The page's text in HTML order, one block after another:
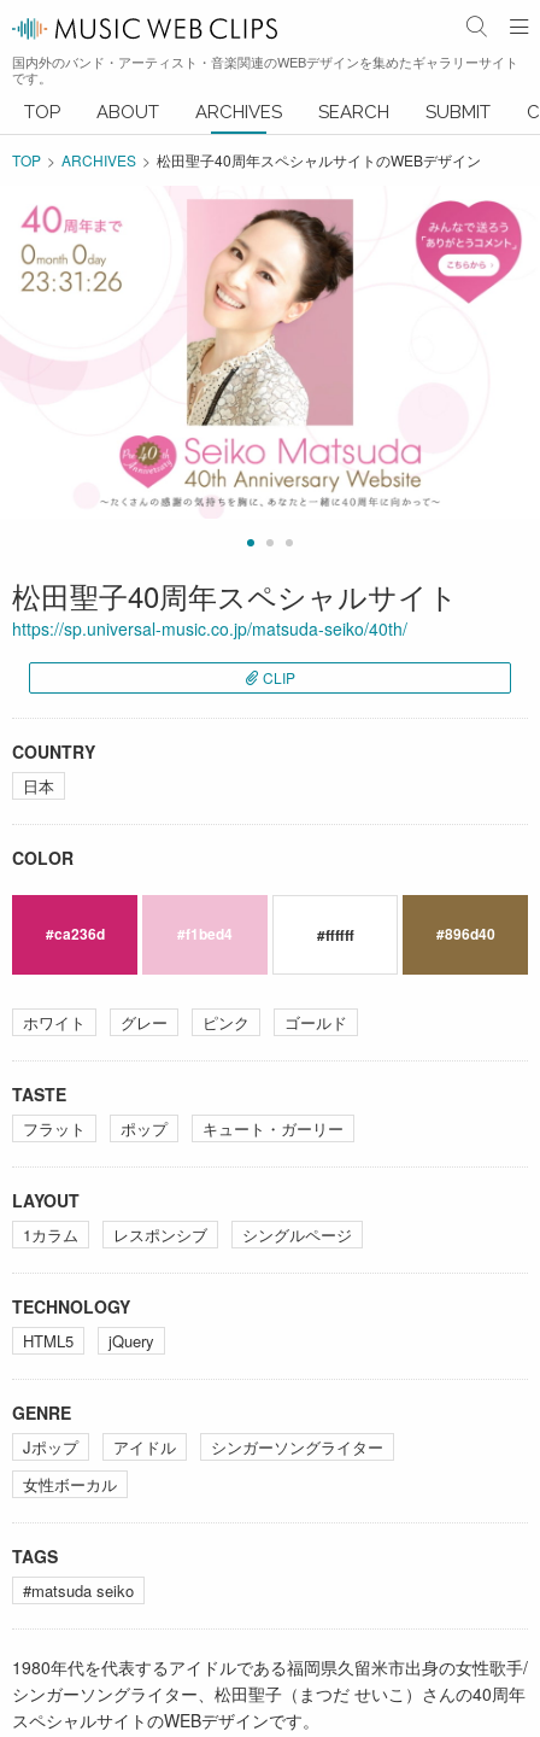
国内外のバンド・アーティスト・音楽関連のWEBデザインを集めたギャラリーサイト
です。
TOP ABOUT ARCHIVES SEARCH SUBMIT
TOP ARCHIVES 松田聖子40周年スペシャルサイトのWEBデザイン
松田聖子40周年スペシャルサイト
https://sp.universal-music.co.jp/matsuda-seiko/40th/
CLIP
COUNTRY
日本
COLOR
#ca236d #f1bed4 #ffffff #896d40
ホワイト グレー ピンク ゴールド
TASTE
フラット ポップ キュート・ガーリー
LAYOUT
1カラム レスポンシブ シングルページ
TECHNOLOGY
HTML5 jQuery
GENRE
Jポップ アイドル
シンガーソングライター
女性ボーカル
TAGS
#matsuda seiko
1980年代を代表するアイドルである福岡県久留米市出身の女性歌手/
シンガーソングライター、松田聖子（まつだ せいこ）さんの40周年
スペシャルサイトのWEBデザインです。